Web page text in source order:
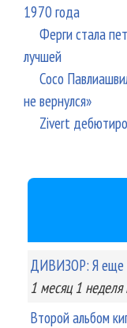
1970 года
Ферги стала
лучшей
Сосо
не вернулся»
Zivert
ДИВИЗОР: Я еще
1 месяц 1 неделя
Второй альбом